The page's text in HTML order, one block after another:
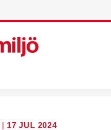
17 JUL 2024